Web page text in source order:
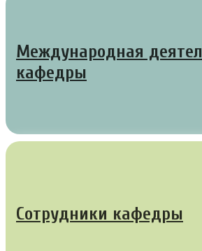
Международная
кафедры
Сотрудники кафедры